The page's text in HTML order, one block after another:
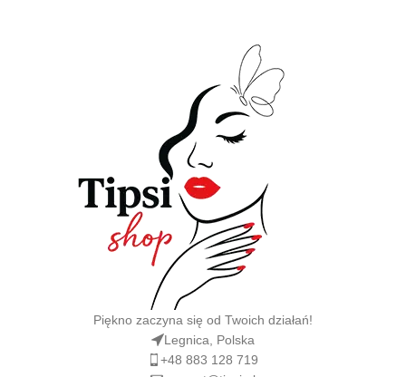
Piękno zaczyna się od Twoich działań!
Legnica, Polska
+48 883 128 719